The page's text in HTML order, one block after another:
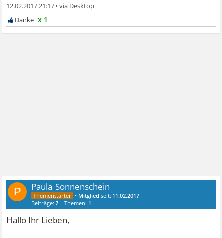
12.02.2017 21:17 •
x 1
P Paula_Sonnenschein
• Mitglied seit: 11.02.2017
Beiträge:7 Themen: 1
Hallo Ihr Lieben,